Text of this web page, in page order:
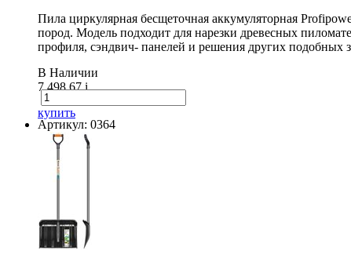
Пила циркулярная бесщеточная аккумуляторная
пород. Модель подходит для нарезки древесных
профиля, сэндвич- панелей и решения других подобных
В Наличии
7 498.67i
купить
Артикул: 0364